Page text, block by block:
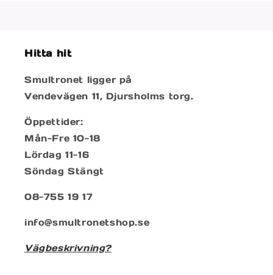
Hitta hit
Smultronet ligger på
Vendevägen 11, Djursholms torg.
Öppettider:
Mån-Fre 10-18
Lördag 11-16
Söndag Stängt
08-755 19 17
info@smultronetshop.se
Vägbeskrivning?